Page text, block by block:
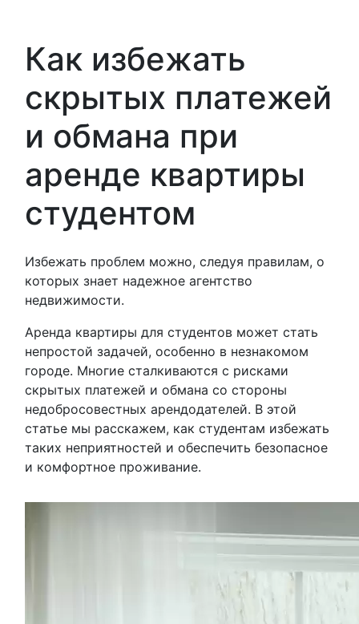
Как избежать
скрытых платежей
и обмана при
аренде квартиры
студентом
Избежать проблем можно, следуя правилам, о
которых знает надежное агентство
недвижимости.
Аренда квартиры для студентов может стать
непростой задачей, особенно в незнакомом
городе. Многие сталкиваются с рисками
скрытых платежей и обмана со стороны
недобросовестных арендодателей. В этой
статье мы расскажем, как студентам избежать
таких неприятностей и обеспечить безопасное
и комфортное проживание.